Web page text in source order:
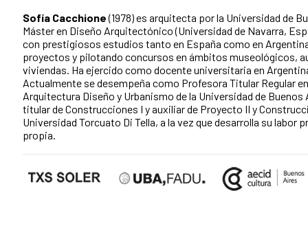
Sofía Cacchione(1978) es arquitecta por la Universidad de
Máster en Diseño Arquitectónico (Universidad de Navarra,
con prestigiosos estudios tanto en España como en
proyectos y pilotando concursos en ámbitos museológicos,
viviendas. Ha ejercido como docente universitaria en
Actualmente se desempeña como Profesora Titular Regular
Arquitectura Diseño y Urbanismo de la Universidad de Buenos
titular de Construcciones I y auxiliar de Proyecto II y
Universidad Torcuato Di Tella, a la vez que desarrolla su labor
propia.